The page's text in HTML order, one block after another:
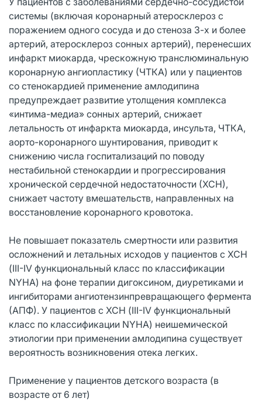
системы (включая коронарный атеросклероз с
поражением одного сосуда и до стеноза 3-х и более
артерий, атеросклероз сонных артерий), перенесших
инфаркт миокарда, чрескожную транслюминальную
коронарную ангиопластику (ЧТКА) или у пациентов
со стенокардией применение амлодипина
предупреждает развитие утолщения комплекса
«интима-медиа» сонных артерий, снижает
летальность от инфаркта миокарда, инсульта, ЧТКА,
аорто-коронарного шунтирования, приводит к
снижению числа госпитализаций по поводу
нестабильной стенокардии и прогрессирования
хронической сердечной недостаточности (ХСН),
снижает частоту вмешательств, направленных на
восстановление коронарного кровотока.
Не повышает показатель смертности или развития
осложнений и летальных исходов у пациентов с ХСН
(III-IV функциональный класс по классификации
NYHA) на фоне терапии дигоксином, диуретиками и
ингибиторами ангиотензинпревращающего фермента
(АПФ). У пациентов с ХСН (III-IV функциональный
класс по классификации NYHA) неишемической
этиологии при применении амлодипина существует
вероятность возникновения отека легких.
Применение у пациентов детского возраста (в
возрасте от 6 лет)